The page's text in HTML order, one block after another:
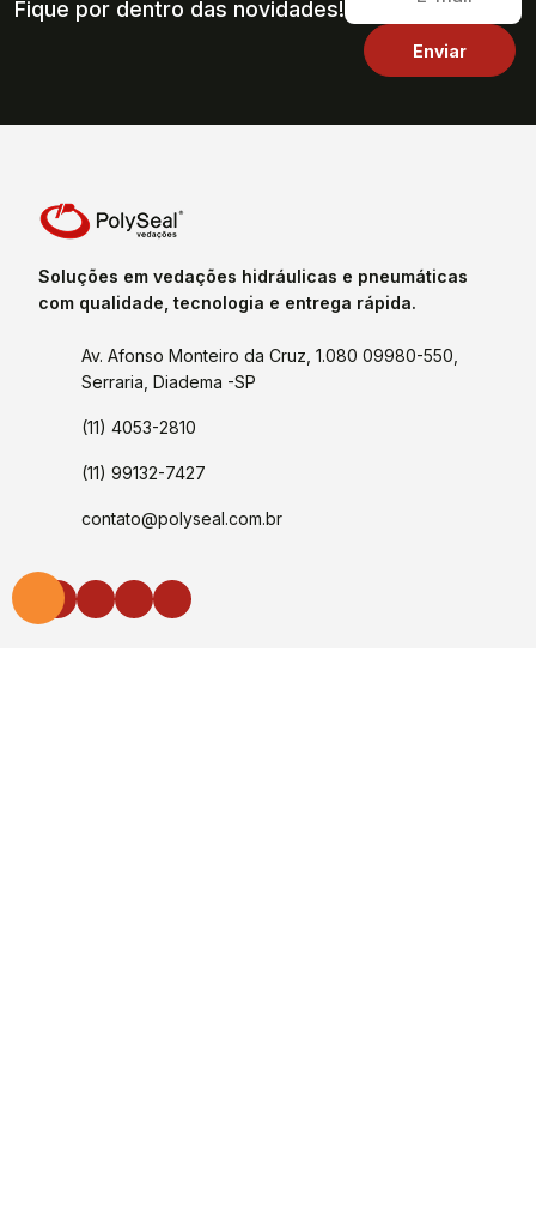
Fique por dentro das novidades!
Soluções em vedações hidráulicas e pneumáticas
com qualidade, tecnologia e entrega rápida.
Av. Afonso Monteiro da Cruz, 1.080 09980-550,
Serraria, Diadema -SP
(11) 4053-2810
(11) 99132-7427
contato@polyseal.com.br